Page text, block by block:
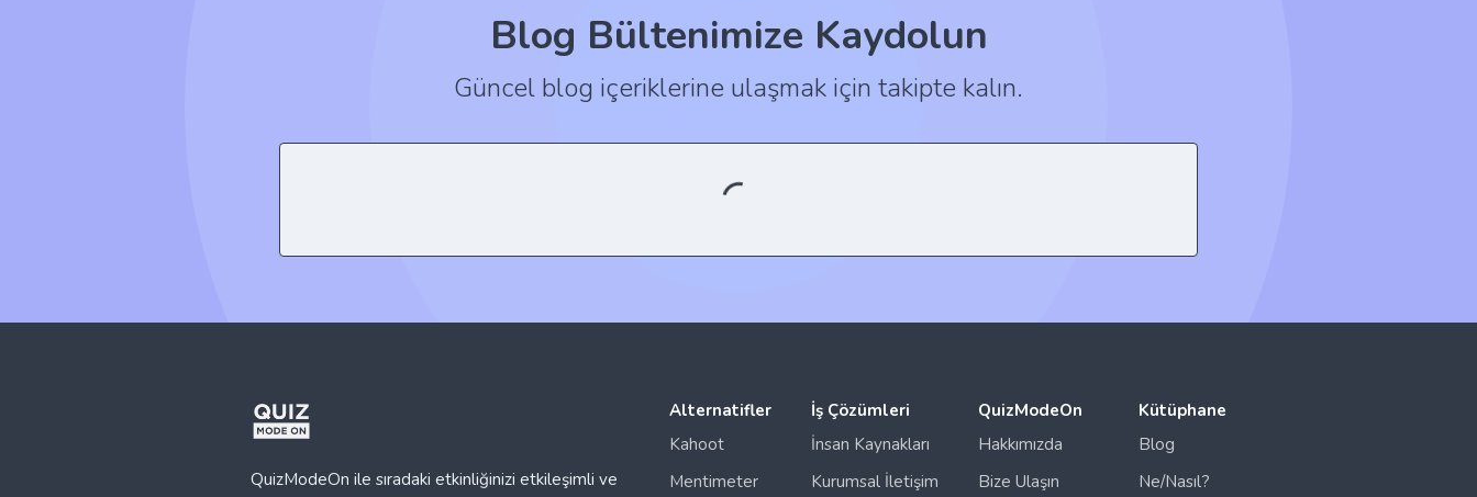
Blog Bültenimize Kaydolun
Güncel blog içeriklerine ulaşmak için takipte kalın.
daha keyifli bir hale getirin. Oyun tabanlı
platformumuz sayesinde etkinliklerinizi kolaylıkla
yaratın ve hedef kitlenize ulaşın.
İş Çözümleri
Kurumsal İletişim
Alternatifler
Slido
QuizModeOn
Gizlilik Politikası
Kullanım Şartları
Kütüphane
Oyun Akışı